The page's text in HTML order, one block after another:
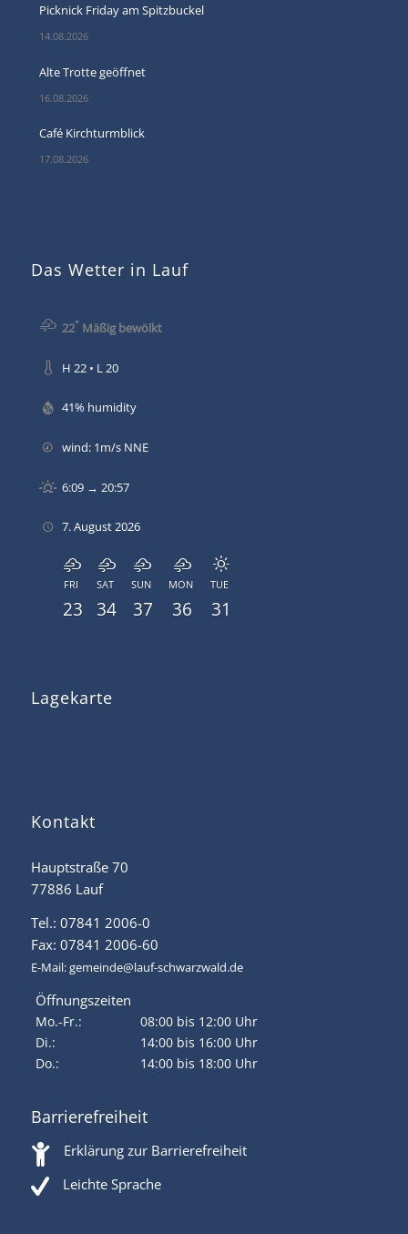
Picknick Friday am Spitzbuckel
14.08.2026
Alte Trotte geöffnet
16.08.2026
Café Kirchturmblick
17.08.2026
Das Wetter in Lauf
22°Mäßig bewölkt
H 22 • L 20
41% humidity
wind: 1m/s NNE
6:09 → 20:57
7. August 2026
FRI
23
SAT
34
SUN
37
MON
36
TUE
31
Lagekarte
Kontakt
Hauptstraße 70
77886 Lauf
Tel.: 07841 2006-0
Fax: 07841 2006-60
E-Mail:gemeinde@lauf-schwarzwald.de
Öffnungszeiten
Mo.-Fr.:
08:00 bis 12:00 Uhr
Di.:
14:00 bis 16:00 Uhr
Do.:
14:00 bis 18:00 Uhr
Barrierefreiheit
Erklärung zur Barrierefreiheit
Leichte Sprache